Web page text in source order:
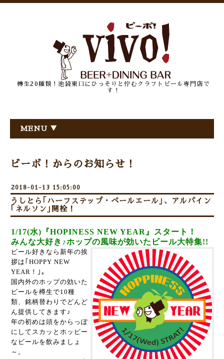
樽生20種類！池袋東口にひっそりと佇むクラフトビール専門店で
す！
MENU ▼
ビーボ！からのお知らせ！
2018-01-13 15:05:00
うしとら｢ハーフステップ・ペールエール｣、アルパイン
｢ネルソン｣開栓！
1/17(水)『HOPINESS NEW YEAR』スタート！
みんな大好き♪ホップの風味が効いたビール大特集!!
ビール好きなら新年の挨
拶は｢HOPPY NEW
YEAR！｣。
国内外のホップの効いた
ビールを樽生で10種
類、銘柄替わりでどんど
ん提供してきます♪
年の初めは頭をからっぽ
にしてスカッとホッピー
なビールを飲みましょ
～。